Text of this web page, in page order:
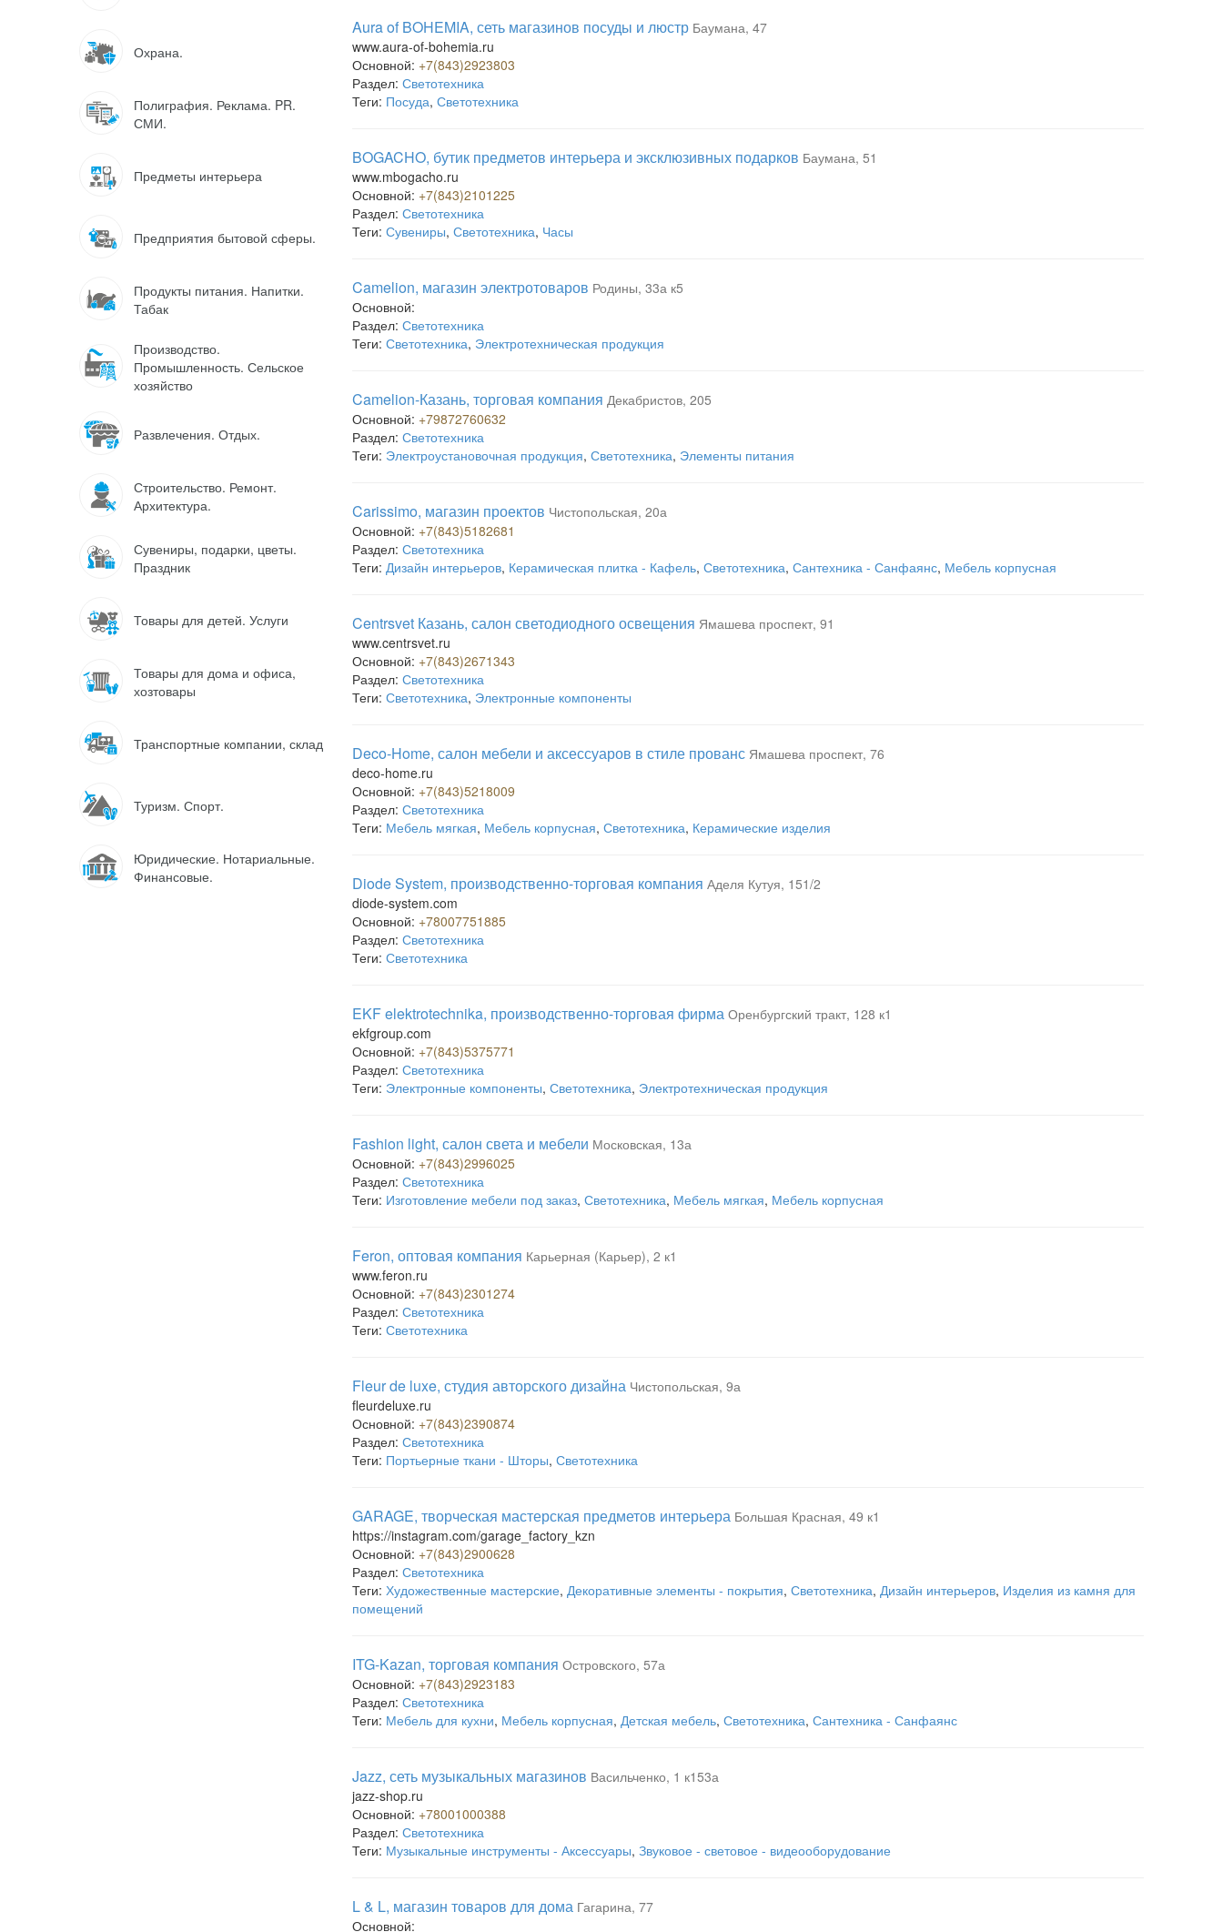
Охрана.
Полиграфия. Реклама. PR.
СМИ.
Предметы интерьера
Предприятия бытовой сферы.
Продукты питания. Напитки.
Табак
Производство.
Промышленность. Сельское
хозяйство
Развлечения. Отдых.
Строительство. Ремонт.
Архитектура.
Сувениры, подарки, цветы.
Праздник
Товары для детей. Услуги
Товары для дома и офиса,
хозтовары
Транспортные компании, склад
Туризм. Спорт.
Юридические. Нотариальные.
Финансовые.
Aura of BOHEMIA, сеть магазинов посуды и люстр Баумана, 47
www.aura-of-bohemia.ru
Основной: +7(843)2923803
Раздел: Светотехника
Теги: Посуда, Светотехника
BOGACHO, бутик предметов интерьера и эксклюзивных подарков Баумана, 51
www.mbogacho.ru
Основной: +7(843)2101225
Раздел: Светотехника
Теги: Сувениры, Светотехника, Часы
Camelion, магазин электротоваров Родины, 33а к5
Основной:
Раздел: Светотехника
Теги: Светотехника, Электротехническая продукция
Camelion-Казань, торговая компания Декабристов, 205
Основной: +79872760632
Раздел: Светотехника
Теги: Электроустановочная продукция, Светотехника, Элементы питания
Carissimo, магазин проектов Чистопольская, 20а
Основной: +7(843)5182681
Раздел: Светотехника
Теги: Дизайн интерьеров, Керамическая плитка - Кафель, Светотехника, Сантехника - Санфаянс, Мебель корпусная
Centrsvet Казань, салон светодиодного освещения Ямашева проспект, 91
www.centrsvet.ru
Основной: +7(843)2671343
Раздел: Светотехника
Теги: Светотехника, Электронные компоненты
Deco-Home, салон мебели и аксессуаров в стиле прованс Ямашева проспект, 76
deco-home.ru
Основной: +7(843)5218009
Раздел: Светотехника
Теги: Мебель мягкая, Мебель корпусная, Светотехника, Керамические изделия
Diode System, производственно-торговая компания Аделя Кутуя, 151/2
diode-system.com
Основной: +78007751885
Раздел: Светотехника
Теги: Светотехника
EKF elektrotechnika, производственно-торговая фирма Оренбургский тракт, 128 к1
ekfgroup.com
Основной: +7(843)5375771
Раздел: Светотехника
Теги: Электронные компоненты, Светотехника, Электротехническая продукция
Fashion light, салон света и мебели Московская, 13а
Основной: +7(843)2996025
Раздел: Светотехника
Теги: Изготовление мебели под заказ, Светотехника, Мебель мягкая, Мебель корпусная
Feron, оптовая компания Карьерная (Карьер), 2 к1
www.feron.ru
Основной: +7(843)2301274
Раздел: Светотехника
Теги: Светотехника
Fleur de luxe, студия авторского дизайна Чистопольская, 9а
fleurdeluxe.ru
Основной: +7(843)2390874
Раздел: Светотехника
Теги: Портьерные ткани - Шторы, Светотехника
GARAGE, творческая мастерская предметов интерьера Большая Красная, 49 к1
https://instagram.com/garage_factory_kzn
Основной: +7(843)2900628
Раздел: Светотехника
Теги: Художественные мастерские, Декоративные элементы - покрытия, Светотехника, Дизайн интерьеров, Изделия из камня для
помещений
ITG-Kazan, торговая компания Островского, 57а
Основной: +7(843)2923183
Раздел: Светотехника
Теги: Мебель для кухни, Мебель корпусная, Детская мебель, Светотехника, Сантехника - Санфаянс
Jazz, сеть музыкальных магазинов Васильченко, 1 к153а
jazz-shop.ru
Основной: +78001000388
Раздел: Светотехника
Теги: Музыкальные инструменты - Аксессуары, Звуковое - световое - видеооборудование
L & L, магазин товаров для дома Гагарина, 77
Основной: